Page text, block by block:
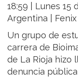
18:59 | Lunes 15
Argentina |
Un grupo de
carrera de
de La Rioja hizo
denuncia